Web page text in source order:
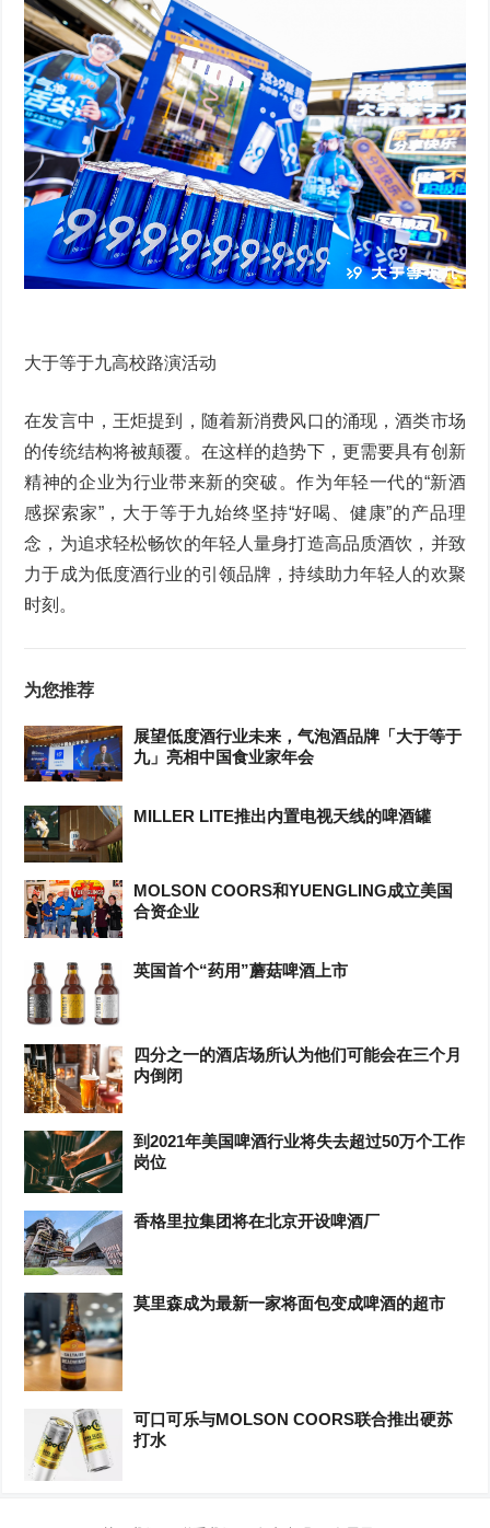
大于等于九高校路演活动
在发言中，王炬提到，随着新消费风口的涌现，酒类市场
的传统结构将被颠覆。在这样的趋势下，更需要具有创新
精神的企业为行业带来新的突破。作为年轻一代的“新酒
感探索家”，大于等于九始终坚持“好喝、健康”的产品理
念，为追求轻松畅饮的年轻人量身打造高品质酒饮，并致
力于成为低度酒行业的引领品牌，持续助力年轻人的欢聚
时刻。
为您推荐
展望低度酒行业未来，气泡酒品牌「大于等于
九」亮相中国食业家年会
MILLER LITE推出内置电视天线的啤酒罐
MOLSON COORS和YUENGLING成立美国
合资企业
英国首个“药用”蘑菇啤酒上市
四分之一的酒店场所认为他们可能会在三个月
内倒闭
到2021年美国啤酒行业将失去超过50万个工作
岗位
香格里拉集团将在北京开设啤酒厂
莫里森成为最新一家将面包变成啤酒的超市
可口可乐与MOLSON COORS联合推出硬苏
打水